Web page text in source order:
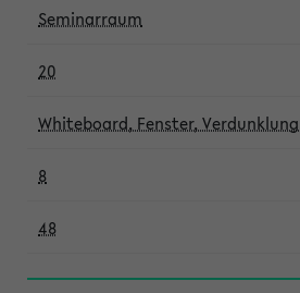
Seminarraum
20
Whiteboard, Fenster,
8
48